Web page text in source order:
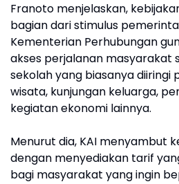
Franoto menjelaskan,
bagian dari stimulus
Kementerian Perhubungan
akses perjalanan masyarakat
sekolah yang biasanya diiringi
wisata, kunjungan keluarga,
kegiatan ekonomi lainnya.
Menurut dia, KAI menyambut
dengan menyediakan tarif
bagi masyarakat yang ingin